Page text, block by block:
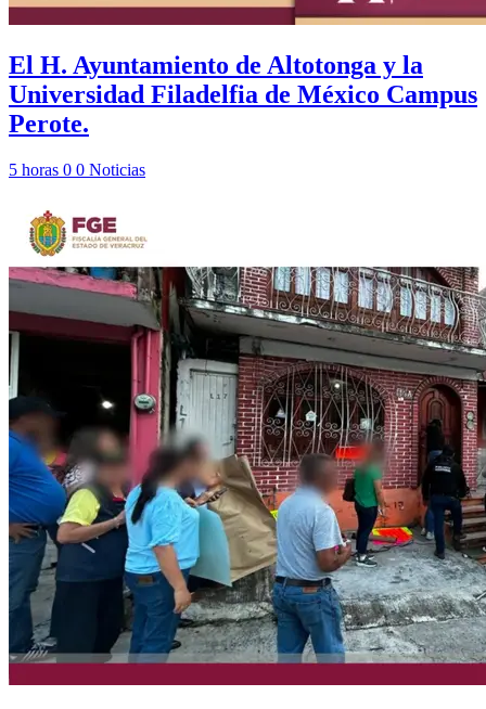
El H. Ayuntamiento de Altotonga y la
Universidad Filadelfia de México Campus
Perote.
5 horas 0 0 Noticias